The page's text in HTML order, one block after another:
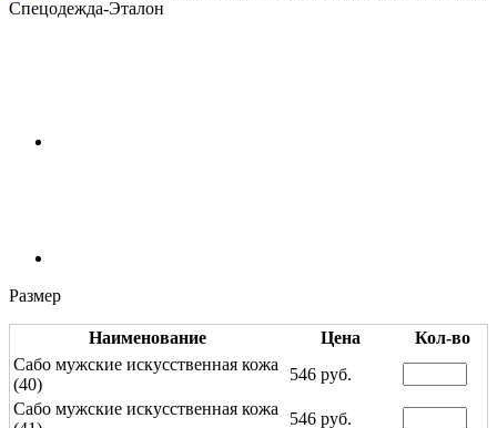
Размер
Наименование Цена
Кол-во
Сабо мужские искусственная кожа
(40)
546 руб.
Сабо мужские искусственная кожа
546 руб.